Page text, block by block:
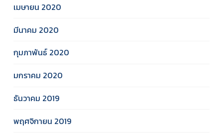
เมษายน 2020
มีนาคม 2020
กุมภาพันธ์ 2020
มกราคม 2020
ธันวาคม 2019
พฤศจิกายน 2019